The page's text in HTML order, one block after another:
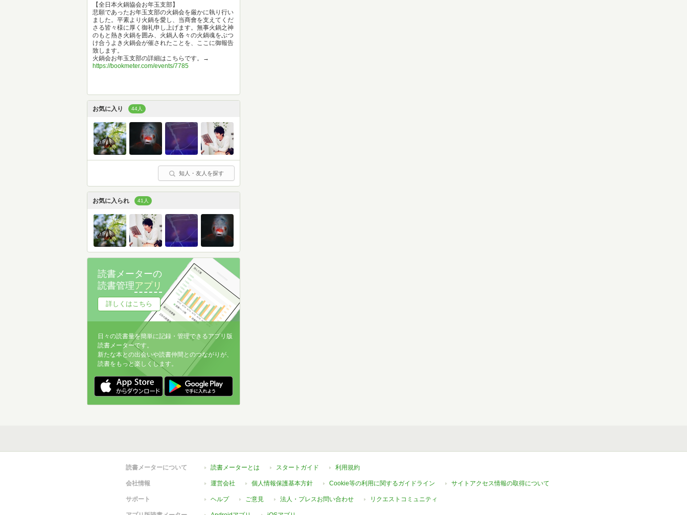
【全日本火鍋協会お年玉支部】
悲願であったお年玉支部の火鍋会を厳かに執り行い
ました。平素より火鍋を愛し、当商會を支えてくだ
さる皆々様に厚く御礼申し上げます。無事火鍋之神
のもと熱き火鍋を囲み、火鍋人各々の火鍋魂をぶつ
け合うよき火鍋会が催されたことを、ここに御報告
致します。
火鍋会お年玉支部の詳細はこちらです。→
https://bookmeter.com/events/7785
お気に入り 44人
知人・友人を探す
お気に入られ 41人
読書メーターの
読書管理アプリ
詳しくはこちら
日々の読書量を簡単に記録・管理できるアプリ版
読書メーターです。
新たな本との出会いや読書仲間とのつながりが、
読書をもっと楽しくします。
読書メーターについて 読書メーターとは スタートガイド 利用規約
会社情報 運営会社 個人情報保護基本方針 Cookie等の利用に関するガイドライン サイトアクセス情報の取得について
サポート ヘルプ ご意見 法人・プレスお問い合わせ リクエストコミュニティ